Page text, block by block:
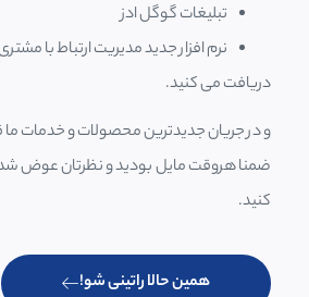
تبلیغات گوگل ادز
نرم افزار جدید مدیریت ارتباط با
دریافت می کنید.
و در جریان جدیدترین محصولات و خدمات ما
ضمنا هروقت مایل بودید و نظرتان عوض
کنید.
همین حالا راتینی شو!